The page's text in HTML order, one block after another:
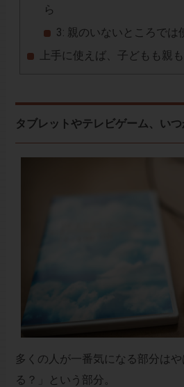
ら
3: 親のいないところでは
上手に使えば、子どもも親
タブレットやテレビゲーム、い
多くの人が一番気になる部分はや
る？」という部分。